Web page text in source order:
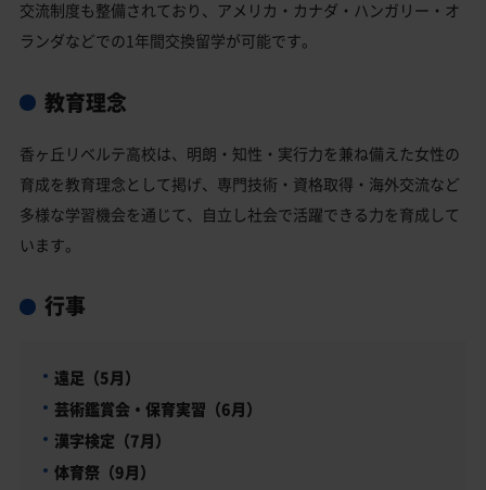
交流制度も整備されており、アメリカ・カナダ・ハンガリー・オ
ランダなどでの1年間交換留学が可能です。
教育理念
香ヶ丘リベルテ高校は、明朗・知性・実行力を兼ね備えた女性の
育成を教育理念として掲げ、専門技術・資格取得・海外交流など
多様な学習機会を通じて、自立し社会で活躍できる力を育成して
います。
行事
遠足（5月）
芸術鑑賞会・保育実習（6月）
漢字検定（7月）
体育祭（9月）